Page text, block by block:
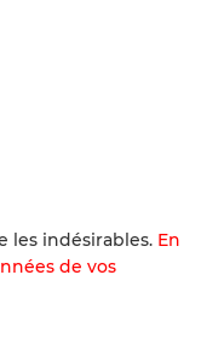
les indésirables. En
de vos